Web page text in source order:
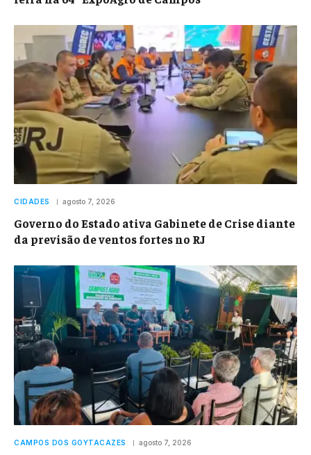
CIDADES agosto 7, 2026
Governo do Estado ativa Gabinete de Crise diante
da previsão de ventos fortes no RJ
CAMPOS DOS GOYTACAZES agosto 7, 2026